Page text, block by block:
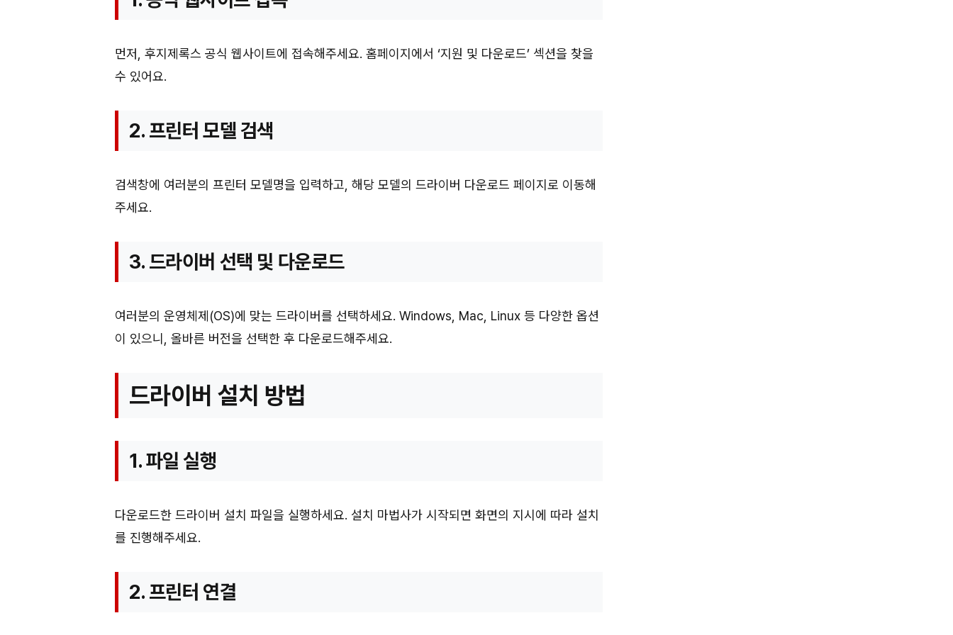
먼저, 후지제록스 공식 웹사이트에 접속해주세요. 홈페이지에서 ‘지원 및 다운로드’ 섹션을 찾을
수 있어요.
2. 프린터 모델 검색
검색창에 여러분의 프린터 모델명을 입력하고, 해당 모델의 드라이버 다운로드 페이지로 이동해
주세요.
3. 드라이버 선택 및 다운로드
여러분의 운영체제(OS)에 맞는 드라이버를 선택하세요. Windows, Mac, Linux 등 다양한 옵션
이 있으니, 올바른 버전을 선택한 후 다운로드해주세요.
드라이버 설치 방법
1. 파일 실행
다운로드한 드라이버 설치 파일을 실행하세요. 설치 마법사가 시작되면 화면의 지시에 따라 설치
를 진행해주세요.
2. 프린터 연결